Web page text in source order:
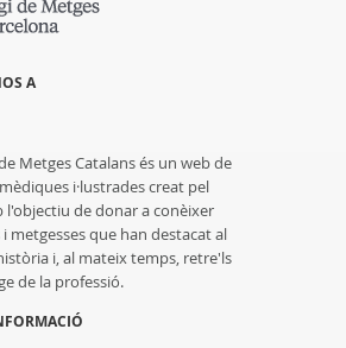
A
Metges Catalans és un web de
i·lustrades creat pel
l'objectiu de donar a conèixer
metgesses que han destacat al
i, al mateix temps, retre'ls
de la professió.